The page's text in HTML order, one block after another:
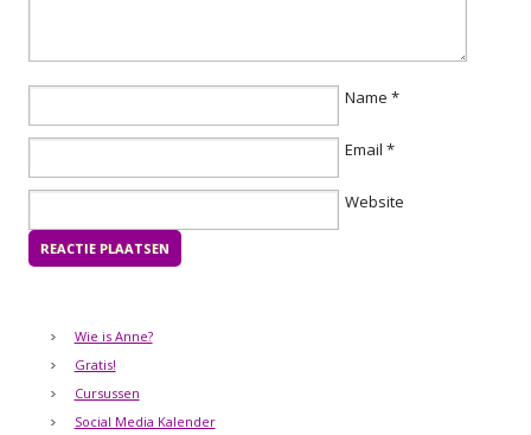
Name *
Email *
Website
Wie is Anne?
Gratis!
Cursussen
Social Media Kalender